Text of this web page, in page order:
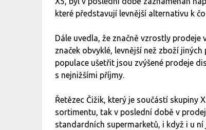
které představují levnější alternativu k
Dále uvedla, že značně vzrostly
značek obvyklé, levnější než zboží
populace ušetřit jsou zvýšené prodeje
s nejnižšími příjmy.
Řetězec Čižik, který je součástí skupiny
sortimentu, tak v poslední době v
standardních supermarketů, i když i u